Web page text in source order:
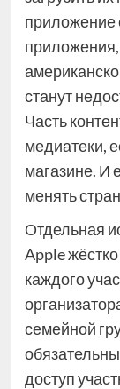
приложение
приложения,
станут
Часть
медиатеки,
магазине. И
менять
Отдельная
Apple
каждого
семейной
доступ